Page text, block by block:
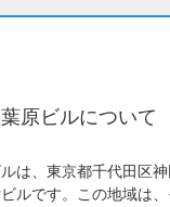
原ビルについて
は、東京都千代田区
ルです。この地域は